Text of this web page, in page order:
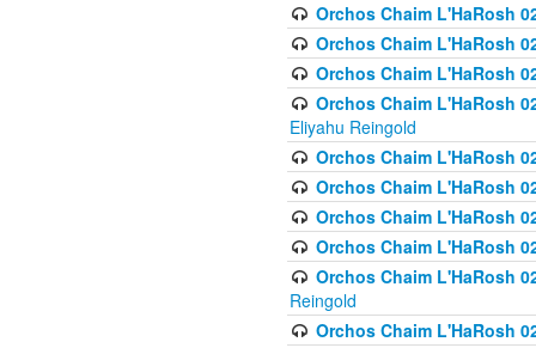
Orchos Chaim L'HaRosh
Orchos Chaim L'HaRosh
Orchos Chaim L'HaRosh
Orchos Chaim L'HaRosh
Eliyahu Reingold
Orchos Chaim L'HaRosh
Orchos Chaim L'HaRosh
Orchos Chaim L'HaRosh
Orchos Chaim L'HaRosh
Orchos Chaim L'HaRosh
Reingold
Orchos Chaim L'HaRosh